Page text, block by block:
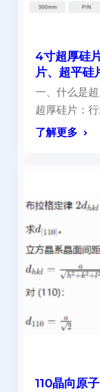
4寸超厚硅
片、超平硅
一、什么是
超厚硅片：
了解更多
110晶向原